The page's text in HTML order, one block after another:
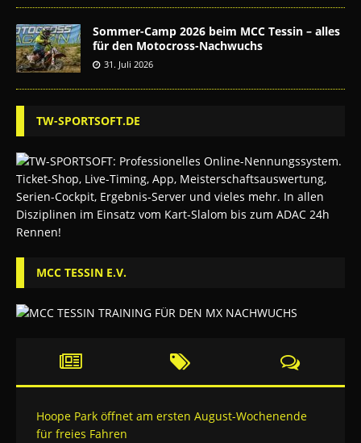
Sommer-Camp 2026 beim MCC Tessin – alles
für den Motocross-Nachwuchs
31. Juli 2026
TW-SPORTSOFT.DE
MCC TESSIN E.V.
Hoope Park öffnet am ersten August-Wochenende
für freies Fahren